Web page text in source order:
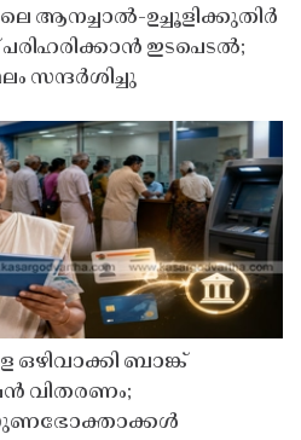
ആനച്ചാൽ-ഉച്ചൂളിക്കുതിർ
ഇടപെടൽ;
സന്ദർശിച്ചു
ബാങ്ക്
വിതരണം;